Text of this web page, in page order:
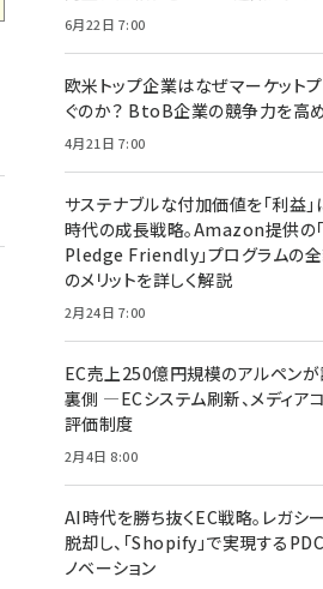
6月22日 7:00
欧米トップ企業はなぜマーケット
ぐのか？ BtoB企業の競争力を高
4月21日 7:00
サステナブルな付加価値を「利益
時代の成長戦略。Amazon提供
Pledge Friendly」プログラムの
のメリットを詳しく解説
2月24日 7:00
EC売上250億円規模のアルペン
裏側 ―ECシステム刷新、メディア
評価制度
2月4日 8:00
AI時代を勝ち抜くEC戦略。レガシ
脱却し、「Shopify」で実現する
ノベーション